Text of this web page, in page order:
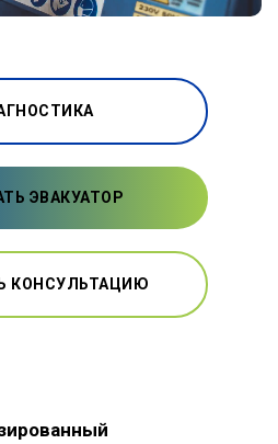
ЭВАКУАТОР
КОНСУЛЬТАЦИЮ